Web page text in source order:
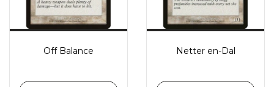
Off Balance Netter en-Dal